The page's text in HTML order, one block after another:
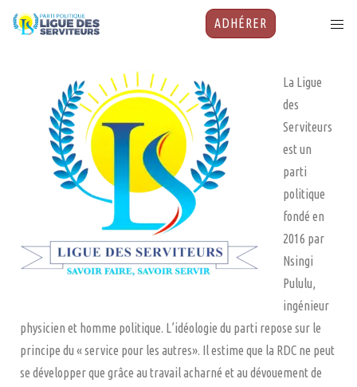
ADHÉRER
La Ligue
des
Serviteurs
est un
parti
politique
fondé en
2016 par
Nsingi
Pululu,
ingénieur
physicien et homme politique. L’idéologie du parti repose sur le
principe du « service pour les autres». Il estime que la RDC ne peut
se développer que grâce au travail acharné et au dévouement de